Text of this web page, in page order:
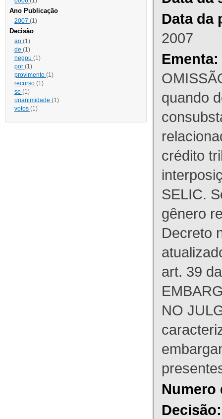
Ano Publicação
2007 (1)
Decisão
ao (1)
de (1)
negou (1)
por (1)
provimento (1)
recurso (1)
se (1)
unanimidade (1)
votos (1)
Data da
2007
Ementa:
quando
crédito
SELIC.
gênero
Decreto
art. 39
NO
Numero
Decisão: